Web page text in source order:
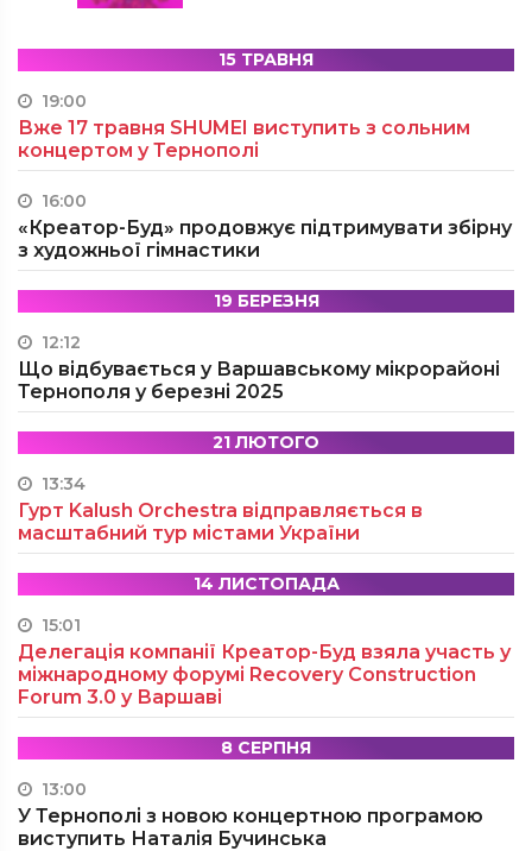
15 ТРАВНЯ
19:00
Вже 17 травня SHUMEI виступить з сольним
концертом у Тернополі
16:00
«Креатор-Буд» продовжує підтримувати збірну
з художньої гімнастики
19 БЕРЕЗНЯ
12:12
Що відбувається у Варшавському мікрорайоні
Тернополя у березні 2025
21 ЛЮТОГО
13:34
Гурт Kalush Orchestra відправляється в
масштабний тур містами України
14 ЛИСТОПАДА
15:01
Делегація компанії Креатор-Буд взяла участь у
міжнародному форумі Recovery Construction
Forum 3.0 у Варшаві
8 СЕРПНЯ
13:00
У Тернополі з новою концертною програмою
виступить Наталія Бучинська